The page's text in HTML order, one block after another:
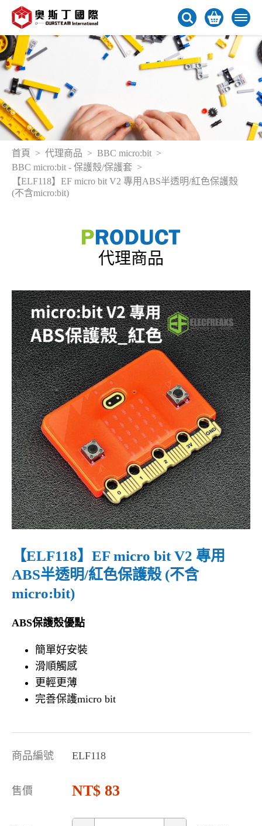
首頁 代理商品
BBC micro:bit
BBC micro:bit - 保護殼/保護套
【ELF118】EF micro bit V2 專用ABS半透明/紅色保護殼
(不含micro:bit)
代理商品
【ELF118】EF micro bit V2 專用
ABS半透明/紅色保護殼 (不含
micro:bit)
ABS保護殼優點
簡單好安裝
滑順觸感
更輕更薄
完善保護micro bit
商品編號 ELF118
售價 83